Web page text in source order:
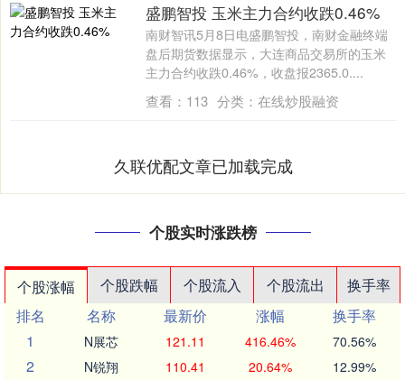
盛鹏智投 玉米主力合约收跌0.46%
南财智讯5月8日电盛鹏智投，南财金融终端
盘后期货数据显示，大连商品交易所的玉米
主力合约收跌0.46%，收盘报2365.0....
查看： 113 分类： 在线炒股融资
久联优配文章已加载完成
个股实时涨跌榜
个股涨幅 个股跌幅 个股流入 个股流出
换手率
排名
名称 最新价 涨幅
换手率
1
N展芯 121.11 416.46% 70.56%
2 N锐翔 110.41 20.64% 12.99%